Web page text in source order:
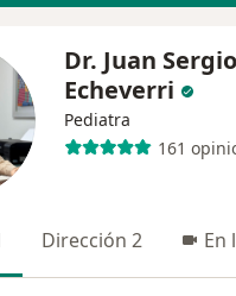
Dr. Juan
Echeverri
Pediatra
161
Dirección 2 En